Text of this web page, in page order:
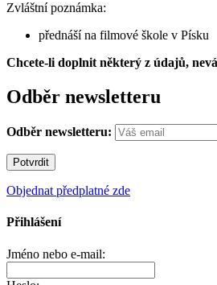
Zvláštní poznámka:
přednáší na filmové škole v Písku
Chcete-li doplnit některý z údajů,
Odběr newsletteru
Odběr newsletteru:
Objednat předplatné zde
Přihlášení
Jméno nebo e-mail: